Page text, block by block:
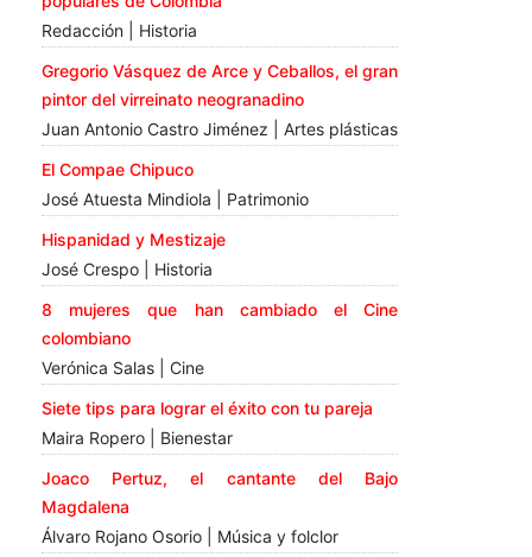
Redacción | Historia
Gregorio Vásquez de Arce y Ceballos, el gran
pintor del virreinato neogranadino
Juan Antonio Castro Jiménez | Artes plásticas
El Compae Chipuco
José Atuesta Mindiola | Patrimonio
Hispanidad y Mestizaje
José Crespo | Historia
8 mujeres que han cambiado el Cine
colombiano
Verónica Salas | Cine
Siete tips para lograr el éxito con tu pareja
Maira Ropero | Bienestar
Joaco Pertuz, el cantante del Bajo
Magdalena
Álvaro Rojano Osorio | Música y folclor